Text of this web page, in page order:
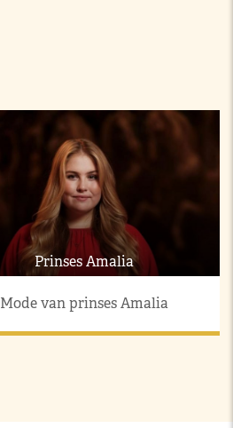
Prinses Amalia
Mode van prinses Amalia